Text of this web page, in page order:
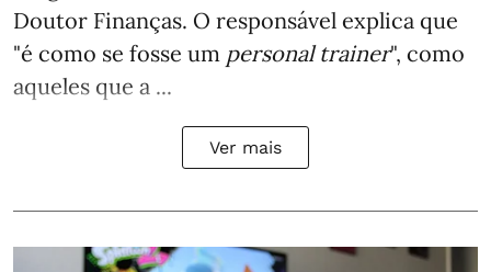
Doutor Finanças. O responsável explica que
"é como se fosse um personal trainer", como
aqueles que a ...
Ver mais